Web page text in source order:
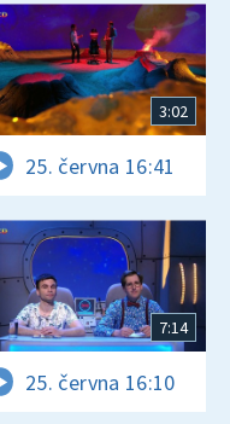
3:02
25. června 16:41
7:14
25. června 16:10